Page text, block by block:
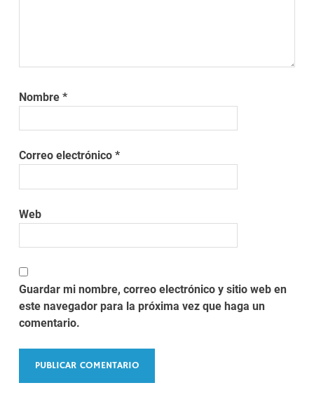
Nombre*
Correo electrónico*
Web
Guardar mi nombre, correo electrónico y sitio web en
este navegador para la próxima vez que haga un
comentario.